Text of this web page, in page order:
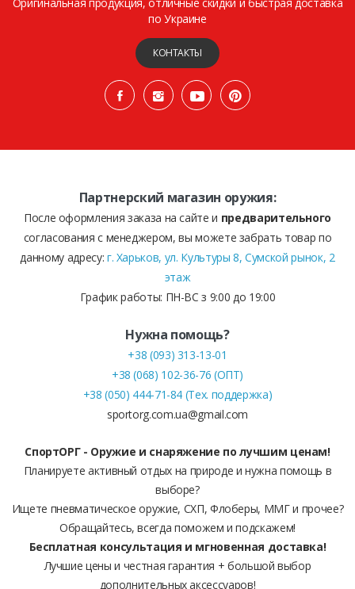
по Украине
КОНТАКТЫ
Партнерский магазин оружия:
После оформления заказа на сайте и предварительного
согласования с менеджером, вы можете забрать товар по
данному адресу: г. Харьков, ул. Культуры 8, Сумской рынок, 2
этаж
График работы: ПН-ВС з 9:00 до 19:00
Нужна помощь?
+38 (093) 313-13-01
+38 (068) 102-36-76 (ОПТ)
+38 (050) 444-71-84 (Тех. поддержка)
sportorg.com.ua@gmail.com
СпортОРГ - Оружие и снаряжение по лучшим ценам!
Планируете активный отдых на природе и нужна помощь в
выборе?
Ищете пневматическое оружие, СХП, Флоберы, ММГ и прочее?
Обращайтесь, всегда поможем и подскажем!
Бесплатная консультация и мгновенная доставка!
Лучшие цены и честная гарантия + большой выбор
дополнительных аксессуаров!